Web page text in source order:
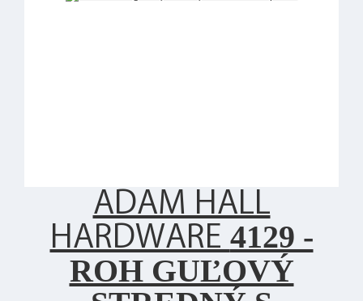
ADAM HALL
HARDWARE 4129 -
ROH GUĽOVÝ